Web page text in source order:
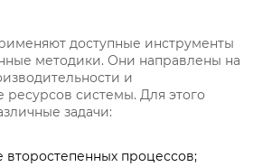
доступные инструменты
методики. Они направлены на
и
системы. Для этого
задачи:
второстепенных процессов;